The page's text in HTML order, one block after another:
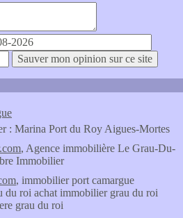
: Marina Port du Roy Aigues-Mortes
, Agence immobilière Le Grau-Du-
Immobilier
, immobilier port camargue
du roi achat immobilier grau du roi
grau du roi